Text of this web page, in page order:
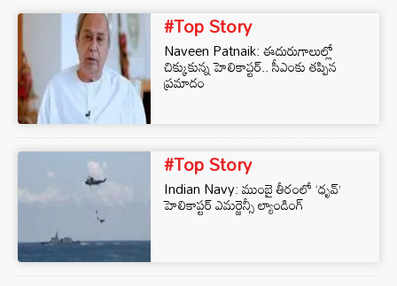
#Top Story
Naveen Patnaik: ఈదురుగాలుల్లో
చిక్కుకున్న హెలికాఫ్టర్.. సీఎంకు తప్పిన
ప్రమాదం
#Top Story
Indian Navy: ముంబై తీరంలో ‘ధృవ్’
హెలికాప్టర్‌ ఎమర్జెన్సీ ల్యాండింగ్